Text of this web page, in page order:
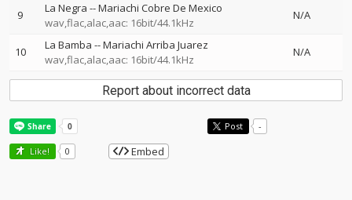
9 La Negra --Mariachi Cobre De Mexico
wav,flac,alac,aac: 16bit/44.1kHz
N/A
10 La Bamba --Mariachi Arriba Juarez
wav,flac,alac,aac: 16bit/44.1kHz
N/A
Report about incorrect data
Post -
Like! 0 Embed